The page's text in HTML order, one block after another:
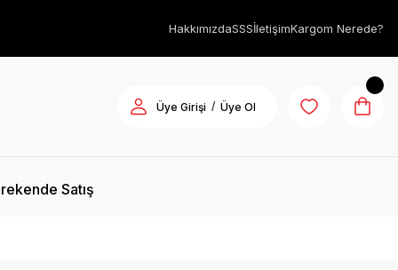
HakkımızdaSSSİletişimKargom Nerede?
Üye Girişi / Üye Ol
Satış